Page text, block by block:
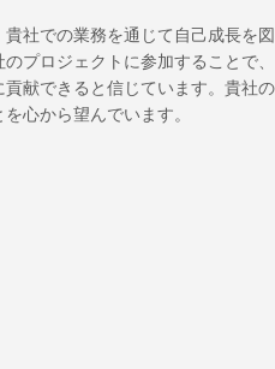
社での業務を通じて自己成長を図
プロジェクトに参加することで、
献できると信じています。貴社の
心から望んでいます。